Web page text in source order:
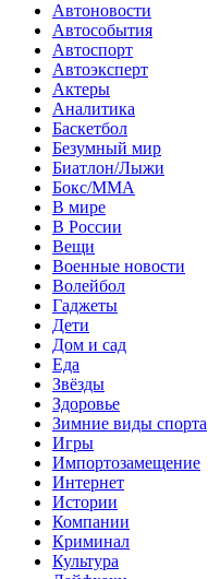
Автоновости
Автособытия
Автоспорт
Автоэксперт
Актеры
Аналитика
Баскетбол
Безумный мир
Биатлон/Лыжи
Бокс/MMA
В мире
В России
Вещи
Военные новости
Волейбол
Гаджеты
Дети
Дом и сад
Еда
Звёзды
Здоровье
Зимние виды спорта
Игры
Импортозамещение
Интернет
Истории
Компании
Криминал
Культура